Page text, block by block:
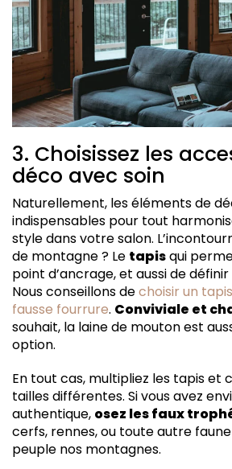
3. Choisissez les
déco avec soin
Naturellement, les éléments de
indispensables pour tout
style dans votre salon.
de montagne ? Le tapisqui
point d’ancrage, et aussi de définir
Nous conseillons dechoisir un
fausse fourrure. Conviviale et
souhait, la laine de mouton est
option.
En tout cas, multipliez les tapis et
tailles différentes. Si vous avez
authentique, osez les faux
cerfs, rennes, ou toute autre
peuple nos montagnes.